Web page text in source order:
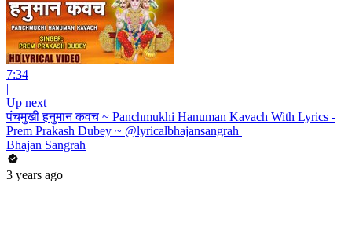
7:34
|
Up next
पंचमुखी हनुमान कवच ~ Panchmukhi Hanuman Kavach With Lyrics -
Prem Prakash Dubey ~ @lyricalbhajansangrah ​
Bhajan Sangrah
3 years ago